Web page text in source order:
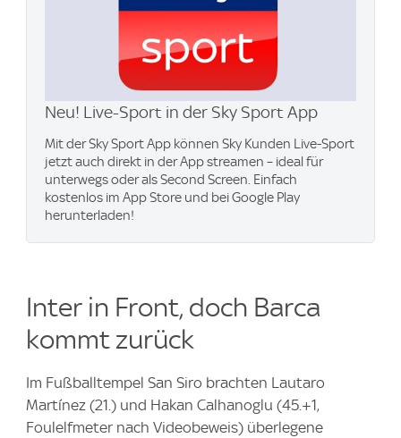
Neu! Live-Sport in der Sky Sport App
Mit der Sky Sport App können Sky Kunden Live-Sport
jetzt auch direkt in der App streamen – ideal für
unterwegs oder als Second Screen. Einfach
kostenlos im App Store und bei Google Play
herunterladen!
Inter in Front, doch Barca
kommt zurück
Im Fußballtempel San Siro brachten Lautaro
Martínez (21.) und Hakan Calhanoglu (45.+1,
Foulelfmeter nach Videobeweis) überlegene